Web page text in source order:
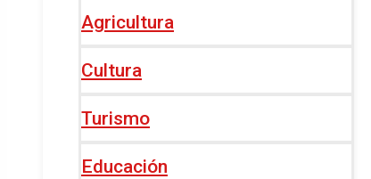
Agricultura
Cultura
Turismo
Educación